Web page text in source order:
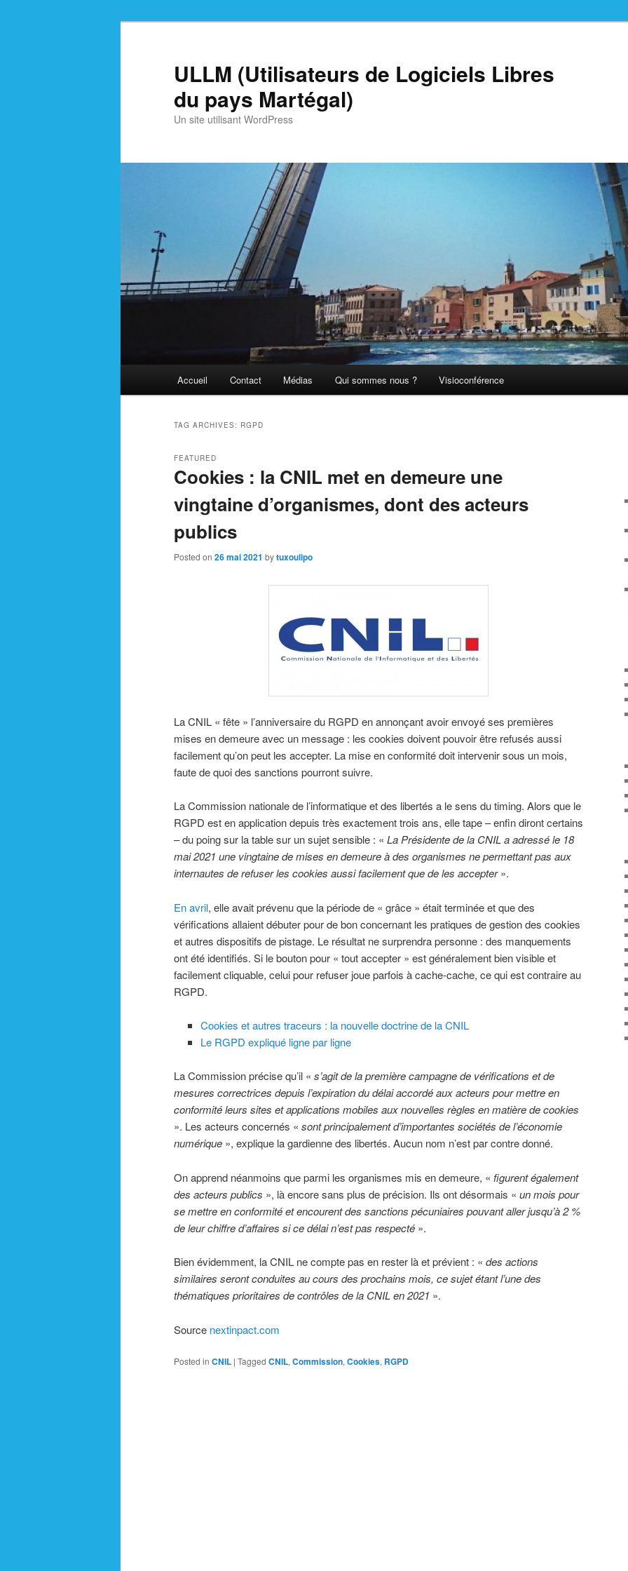
ULLM (Utilisateurs de Logiciels Libres
du pays Martégal)
Un site utilisant WordPress
Accueil Contact Médias Qui sommes nous ? Visioconférence
TAG ARCHIVES: RGPD
Cookies : la CNIL met en demeure une
vingtaine d’organismes, dont des acteurs
publics
FEATURED
Posted on 26 mai 2021 bytuxoulipo
La CNIL « fête » l’anniversaire du RGPD en annonçant avoir envoyé ses premières
mises en demeure avec un message : les cookies doivent pouvoir être refusés aussi
facilement qu’on peut les accepter. La mise en conformité doit intervenir sous un mois,
faute de quoi des sanctions pourront suivre.
La Commission nationale de l’informatique et des libertés a le sens du timing. Alors que le
RGPD est en application depuis très exactement trois ans, elle tape – enfin diront certains
– du poing sur la table sur un sujet sensible : « La Présidente de la CNIL a adressé le 18
mai 2021 une vingtaine de mises en demeure à des organismes ne permettant pas aux
internautes de refuser les cookies aussi facilement que de les accepter».
En avril, elle avait prévenu que la période de « grâce » était terminée et que des
vérifications allaient débuter pour de bon concernant les pratiques de gestion des cookies
et autres dispositifs de pistage. Le résultat ne surprendra personne : des manquements
ont été identifiés. Si le bouton pour « tout accepter » est généralement bien visible et
facilement cliquable, celui pour refuser joue parfois à cache-cache, ce qui est contraire au
RGPD.
Cookies et autres traceurs : la nouvelle doctrine de la CNIL
Le RGPD expliqué ligne par ligne
La Commission précise qu’il « s’agit de la première campagne de vérifications et de
mesures correctrices depuis l’expiration du délai accordé aux acteurs pour mettre en
conformité leurs sites et applications mobiles aux nouvelles règles en matière de cookies
». Les acteurs concernés « sont principalement d’importantes sociétés de l’économie
numérique », explique la gardienne des libertés. Aucun nom n’est par contre donné.
On apprend néanmoins que parmi les organismes mis en demeure, « figurent également
des acteurs publics », là encore sans plus de précision. Ils ont désormais « un mois pour
se mettre en conformité et encourent des sanctions pécuniaires pouvant aller jusqu’à 2 %
de leur chiffre d’affaires si ce délai n’est pas respecté ».
Bien évidemment, la CNIL ne compte pas en rester là et prévient : « des actions
similaires seront conduites au cours des prochains mois, ce sujet étant l’une des
thématiques prioritaires de contrôles de la CNIL en 2021 ».
Source nextinpact.com
Posted in CNIL | Tagged CNIL, Commission, Cookies, RGPD